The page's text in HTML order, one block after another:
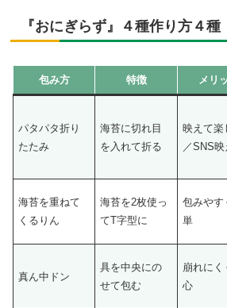
『おにぎらず』４種作り方４
包み方 特徴 メリ
パタパタ折り
たたみ
海苔に切れ目
を入れて折る
映えて楽
／SNS
海苔を重ねて
くるりん
海苔を2枚使っ
てT字型に
包みやす
単
真ん中ドン
具を中央にの
せて包む
崩れにく
心